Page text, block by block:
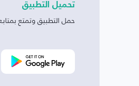
تحميل التطبيق
حمل التطبيق وتمتع